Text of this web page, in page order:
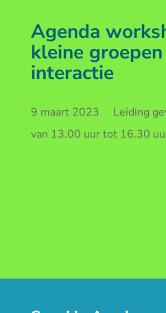
Agenda
kleine
interactie
9 maart 2023 Leiding
van 13.00 uur tot 16.30